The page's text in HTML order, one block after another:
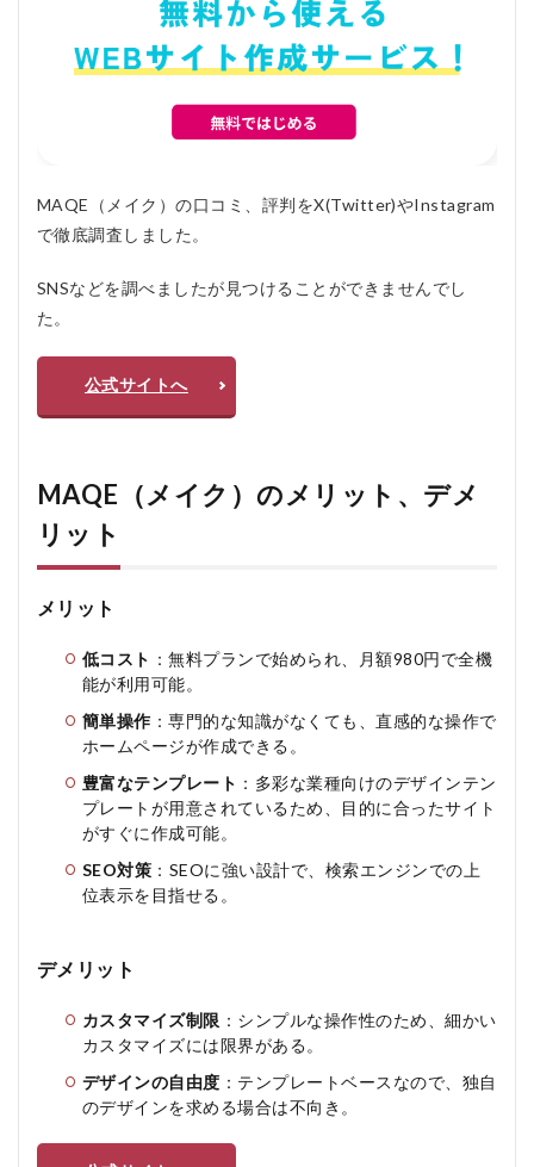
MAQE（メイク）の口コミ、評判をX(Twitter)やInstagram
で徹底調査しました。
SNSなどを調べましたが見つけることができませんでし
た。
公式サイトへ
MAQE（メイク）のメリット、デメ
リット
メリット
低コスト ：無料プランで始められ、月額980円で全機
能が利用可能。
簡単操作 ：専門的な知識がなくても、直感的な操作で
ホームページが作成できる。
豊富なテンプレート ：多彩な業種向けのデザインテン
プレートが用意されているため、目的に合ったサイト
がすぐに作成可能。
SEO対策 ：SEOに強い設計で、検索エンジンでの上
位表示を目指せる。
デメリット
カスタマイズ制限 ：シンプルな操作性のため、細かい
カスタマイズには限界がある。
デザインの自由度 ：テンプレートベースなので、独自
のデザインを求める場合は不向き。